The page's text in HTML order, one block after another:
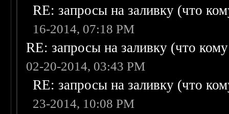
RE: запросы на заливку (что
16-2014, 07:18 PM
RE: запросы на заливку (что
02-20-2014, 03:43 PM
RE: запросы на заливку (что
23-2014, 10:08 PM